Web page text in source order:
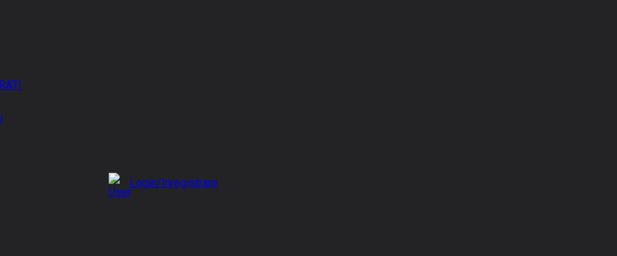
Login/Inregistrare